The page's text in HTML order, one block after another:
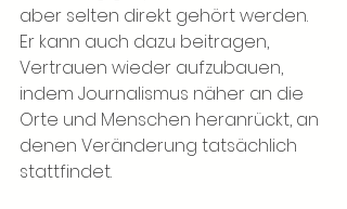
aber selten direkt gehört werden.
Er kann auch dazu beitragen,
Vertrauen wieder aufzubauen,
indem Journalismus näher an die
Orte und Menschen heranrückt, an
denen Veränderung tatsächlich
stattfindet.